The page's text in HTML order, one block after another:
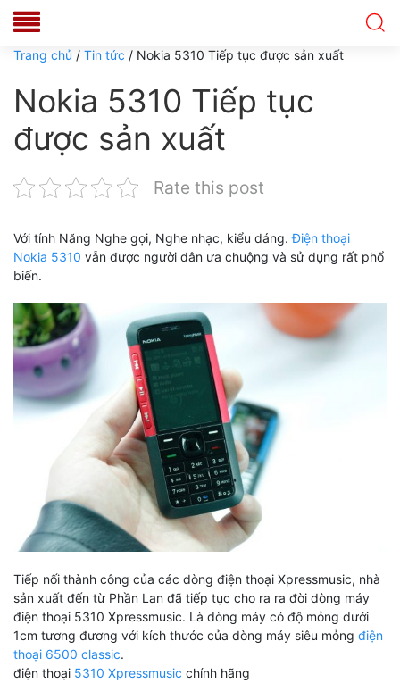
Trang chủ / Tin tức / Nokia 5310 Tiếp tục được sản xuất
Nokia 5310 Tiếp tục
được sản xuất
Rate this post
Với tính Năng Nghe gọi, Nghe nhạc, kiểu dáng.Điện thoại
Nokia 5310 vẫn được người dân ưa chuộng và sử dụng rất phổ
biến.
Tiếp nối thành công của các dòng điện thoại Xpressmusic, nhà
sản xuất đến từ Phần Lan đã tiếp tục cho ra ra đời dòng máy
điện thoại 5310 Xpressmusic. Là dòng máy có độ mỏng dưới
1cm tương đương với kích thước của dòng máy siêu mỏng điện
thoại 6500 classic.
điện thoại 5310 Xpressmusic chính hãng